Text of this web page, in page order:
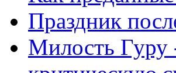
Праздник
Милость Гуру